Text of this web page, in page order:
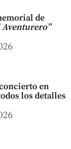
de
Aventurero”
en
los detalles